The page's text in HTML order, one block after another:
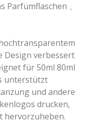
Parfümflaschen 、
Design verbessert
für 50ml 80ml
unterstützt
und andere
drucken,
hervorzuheben.